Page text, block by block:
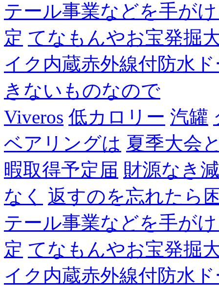
テール事業などを手が
定 てなもんやお宝発掘
イク内蔵赤外線付防水
きないものなので
Viveros 低カロリー 汽罐
ベアリングは 夏季大会
暇取得予定届 財源なき
なく
返すのを忘れたら
テール事業などを手が
定 てなもんやお宝発掘
イク内蔵赤外線付防水